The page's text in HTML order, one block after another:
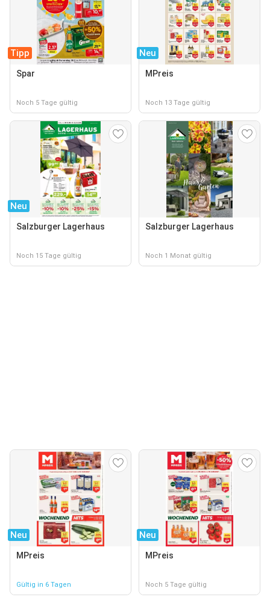
Tipp
Spar
Noch 5 Tage gültig
Neu
MPreis
Noch 13 Tage gültig
Neu
Salzburger Lagerhaus
Noch 15 Tage gültig
Salzburger Lagerhaus
Noch 1 Monat gültig
Neu
MPreis
Gültig in 6 Tagen
Neu
MPreis
Noch 5 Tage gültig